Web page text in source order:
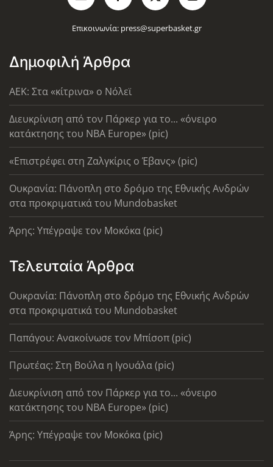
Επικοινωνία: press@superbasket.gr
Δημοφιλή Άρθρα
AEK: Στα «κίτρινα» ο Νόλεϊ
Διευκρίνιση από τον Πάρκερ για το... «όνειρο
κατάκτησης του ΝΒΑ Europe» (pic)
«Επιστρέφει στη Ζαλγκίρις ο Έβανς» (pic)
Ουκρανία: Πάνοπλη στο δρόμο της Εθνικής Ανδρών
στα προκριματικά του Mundobasket
Άρης: Υπέγραψε τον Μοκόκα (pic)
Τελευταία Άρθρα
Ουκρανία: Πάνοπλη στο δρόμο της Εθνικής Ανδρών
στα προκριματικά του Mundobasket
Παπάγου: Ανακοίνωσε τον Μπίσοπ (pic)
Πρωτέας: Στη Βούλα η Ιγουάλα (pic)
Διευκρίνιση από τον Πάρκερ για το... «όνειρο
κατάκτησης του ΝΒΑ Europe» (pic)
Άρης: Υπέγραψε τον Μοκόκα (pic)